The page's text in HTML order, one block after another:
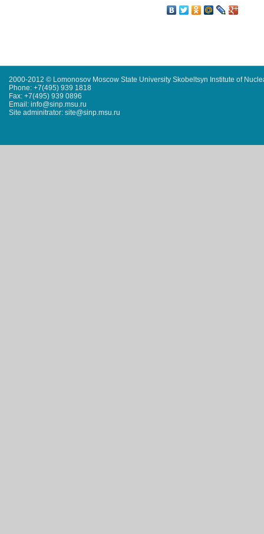
2000-2012 © Lomonosov Moscow State University Skobeltsyn Institute of
Phone: +7(495) 939 1818
Fax: +7(495) 939 0896
Email: info@sinp.msu.ru
Site adminitrator: site@sinp.msu.ru